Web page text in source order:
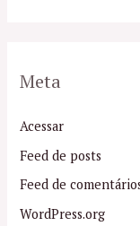
Meta
Acessar
Feed de posts
Feed de
WordPress.org